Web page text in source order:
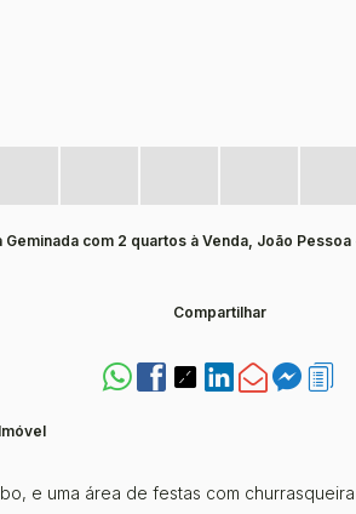
Geminada com 2 quartos à Venda, João
Compartilhar
e uma área de festas com